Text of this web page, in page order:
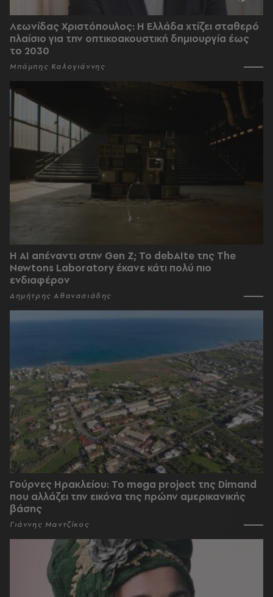
Λεωνίδας Χριστόπουλος: Η Ελλάδα χτίζει σταθερό
πλαίσιο για την οπτικοακουστική δημιουργία έως
το 2030
Μπάμπης Καλογιάννης
Η AI απέναντι στην Gen Z; Το debAIte της The
Newtons Laboratory έκανε κάτι πολύ πιο
ενδιαφέρον
Δημήτρης Αθανασιάδης
Γούρνες Ηρακλείου: To mega project της Dimand
που αλλάζει την εικόνα της πρώην αμερικανικής
βάσης
Γιάννης Μαντζίκος